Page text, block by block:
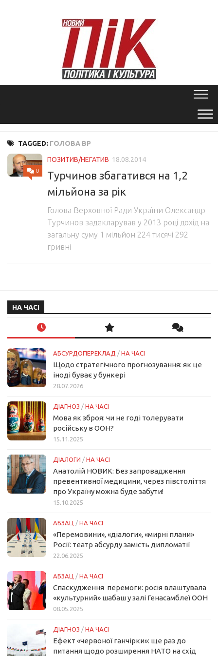
TAGGED: ГОЛОВА ВР
0
ПОЗИТИВ/НЕГАТИВ 18.08.2014
Турчинов збагатився на 1,2
мільйона за рік
Голова Верховної Ради України Олександр
Турчинов задекларував у 2013 році дохід на
загальну суму 1 мільйон 224 тисячі 292
гривні
НА ЧАСІ
АБСУРДОПЕРЕКЛАД / НА ЧАСІ
Щодо стратегічного прогнозування: як це
іноді буває у бункері
28.07.2026
ДІАГНОЗ / НА ЧАСІ
Мова як зброя: чи не годі толерувати
російську в ООН?
15.11.2025
ДІАЛОГИ / НА ЧАСІ
Анатолій НОВИК: Без запровадження
превентивної медицини, через півстоліття
про Україну можна буде забути!
15.10.2025
АБЗАЦ / НА ЧАСІ
«Перемовини», «діалоги», «мирні плани»
Росії: театр абсурду замість дипломатії
22.06.2025
АБЗАЦ / НА ЧАСІ
Спаскудження перемоги: росія влаштувала
«культурний» шабаш у залі Генасамблеї ООН
08.05.2025
ДІАГНОЗ / НА ЧАСІ
Ефект «червоної ганчірки»: ще раз до
питання щодо розширення НАТО на схід